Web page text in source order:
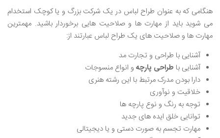
هنگامی که به عنوان طراح لباس در یک شرکت بزرگ و یا کوچک استخدام
می‌ شوید باید از مهارت ها و صلاحیت‌ هایی برخوردار باشید. مهمترین
مهارت ‌ها و صلاحیت‌ های یک طراح لباس عبارتند از:
آشنایی با طراحی و تجارت مد
آشنایی با طراحی پارچه و انواع منسوجات
دارا بودن مدرک مرتبط با این رشته هنری
خلاقیت و نوآوری
توجه به رنگ و نوع پارچه ‌ها
توانایی خلق ایده‌ های جدید
مهارت تجسم به صورت دستی و یا دیجیتالی